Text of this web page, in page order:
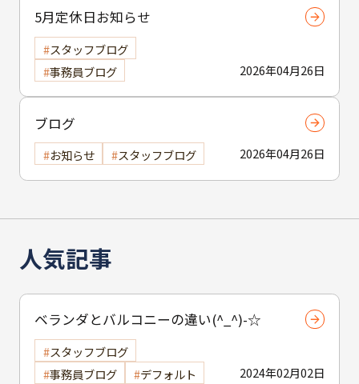
5月定休日お知らせ
2026年04月26日
スタッフブログ
事務員ブログ
ブログ
2026年04月26日
お知らせ スタッフブログ
人気記事
ベランダとバルコニーの違い(^_^)-☆
2024年02月02日
スタッフブログ
事務員ブログ
デフォルト